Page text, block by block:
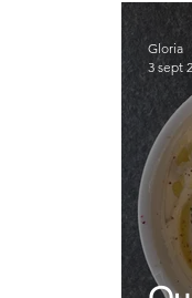
Gloria
3 sept